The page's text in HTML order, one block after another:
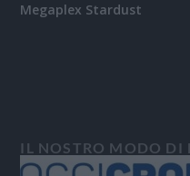
Megaplex Stardust
IL NOSTRO MODO DI